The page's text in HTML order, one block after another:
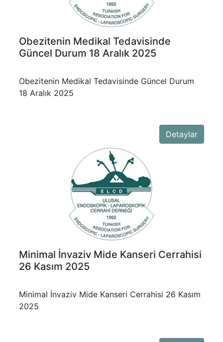
Obezitenin Medikal Tedavisinde
Güncel Durum 18 Aralık 2025
Obezitenin Medikal Tedavisinde Güncel Durum
18 Aralık 2025
Detaylar
Minimal İnvaziv Mide Kanseri Cerrahisi
26 Kasım 2025
Minimal İnvaziv Mide Kanseri Cerrahisi 26 Kasım
2025